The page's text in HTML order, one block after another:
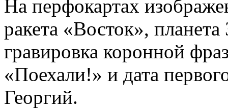
На перфокартах
ракета «Восток»,
гравировка коронной
«Поехали!» и дата
Георгий.